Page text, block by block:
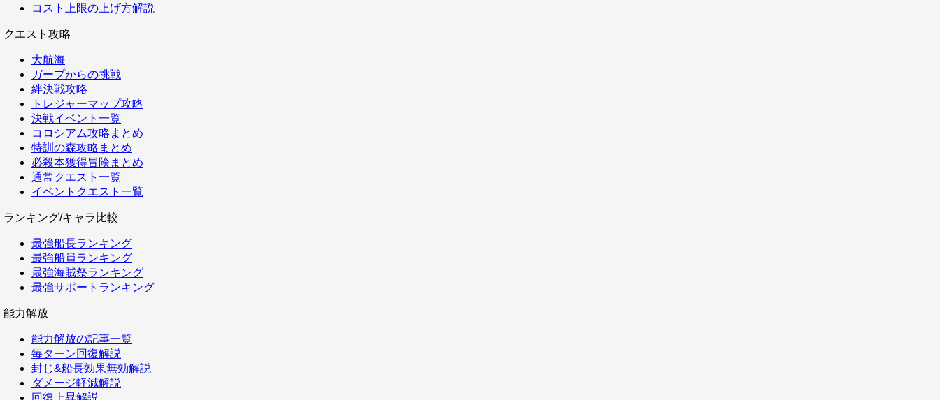
コスト上限の上げ方解説
クエスト攻略
大航海
ガープからの挑戦
絆決戦攻略
トレジャーマップ攻略
決戦イベント一覧
コロシアム攻略まとめ
特訓の森攻略まとめ
必殺本獲得冒険まとめ
通常クエスト一覧
イベントクエスト一覧
ランキング/キャラ比較
最強船長ランキング
最強船員ランキング
最強海賊祭ランキング
最強サポートランキング
能力解放
能力解放の記事一覧
毎ターン回復解説
封じ&船長効果無効解説
ダメージ軽減解説
回復上昇解説